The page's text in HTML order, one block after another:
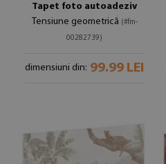
Tapet foto autoadeziv
Tensiune geometrică (#fm-
00282739)
dimensiuni din: 99.99 LEI